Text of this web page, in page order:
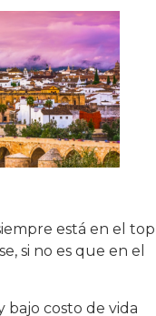
está en el top
si no es que en el
bajo costo de vida